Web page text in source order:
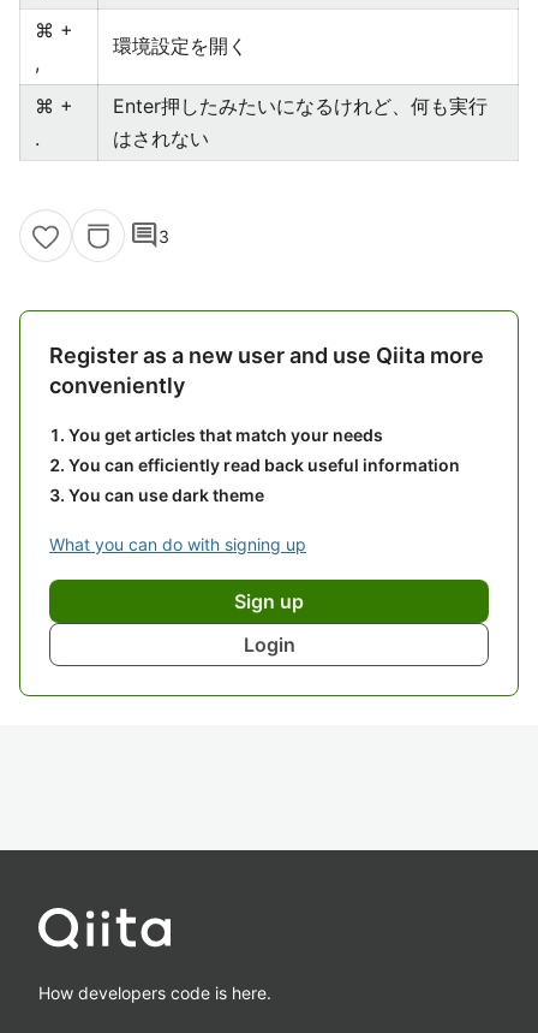
⌘ +
,
環境設定を開く
⌘ +
.
Enter押したみたいになるけれど、何も実行
はされない
comment3
Register as a new user and use Qiita more
conveniently
You get articles that match your needs
You can efficiently read back useful information
You can use dark theme
What you can do with signing up
Sign up
Login
How developers code is here.